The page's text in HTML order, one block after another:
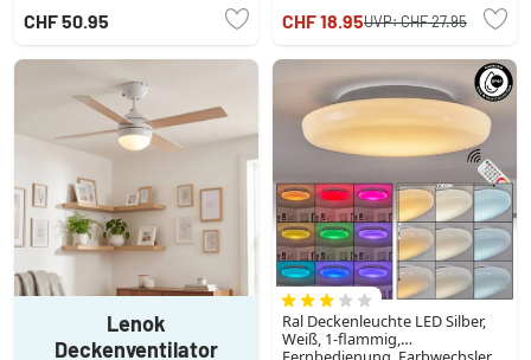
CHF 50.95 CHF 18.95UVP:CHF 27.95
Lenok
Deckenventilator
Ral Deckenleuchte LED Silber,
Weiß, 1-flammig,